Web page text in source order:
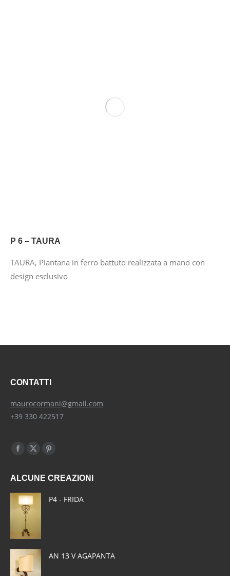
P 6 – TAURA
TAURA, Piantana in ferro battuto realizzata a mano con
design esclusivo
CONTATTI
maurocormani@gmail.com
+39 330 422517
Find us on:
Facebook
opens
in
new
window
X
opens
in
new
Pinterest
opens
ALCUNE CREAZIONI
P4 - FRIDA
AN 13 V AGAPANTA